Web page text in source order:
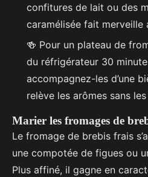
confitures de lait ou des
caramélisée fait merveille
🍻 Pour un plateau de
du réfrigérateur 30
accompagnez-les d’une
relève les arômes sans
Marier les fromages de
Le fromage de brebis frais
une compotée de figues ou
Plus affiné, il gagne en